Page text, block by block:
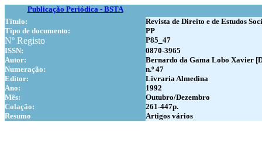
Publicação Periódica - BSTA
Titulo:
Revista de Direito e de Estudos
Tipo de documento:
PP
Nº Registo
P85_47
ISSN:
0870-3965
Autor:
Bernardo da Gama Lobo Xavier
Numeração:
n.º 47
Editor:
Livraria Almedina
Ano:
1992
Mês:
Outubro/Dezembro
Colação:
261-447p.
Resumo
Artigos vários